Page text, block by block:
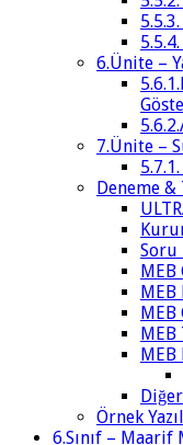
6.Ünite –
7.Ünite –
Deneme &
Soru
MEB
MEB
MEB
MEB
Örnek
6.Sınıf – Maarif